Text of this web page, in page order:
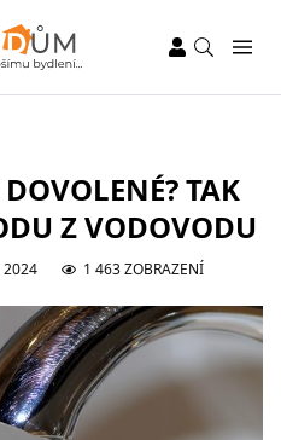
TAK
Z VODOVODU
2024 1 463 ZOBRAZENÍ